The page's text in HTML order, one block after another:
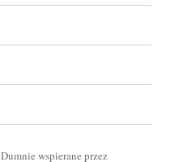
Dumnie wspierane przez